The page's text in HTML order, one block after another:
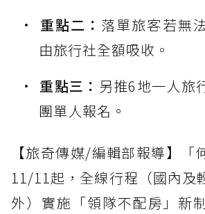
重點二： 落單旅客若無
由旅行社全額吸收。
重點三： 另推6地一人旅
團單人報名。
【旅奇傳媒/編輯部報導】「
11/11起，全線行程（國內及
外）實施「領隊不配房」新